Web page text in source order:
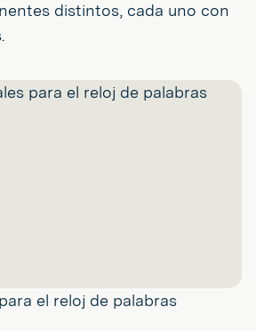
distintos, cada uno con
el reloj de palabras